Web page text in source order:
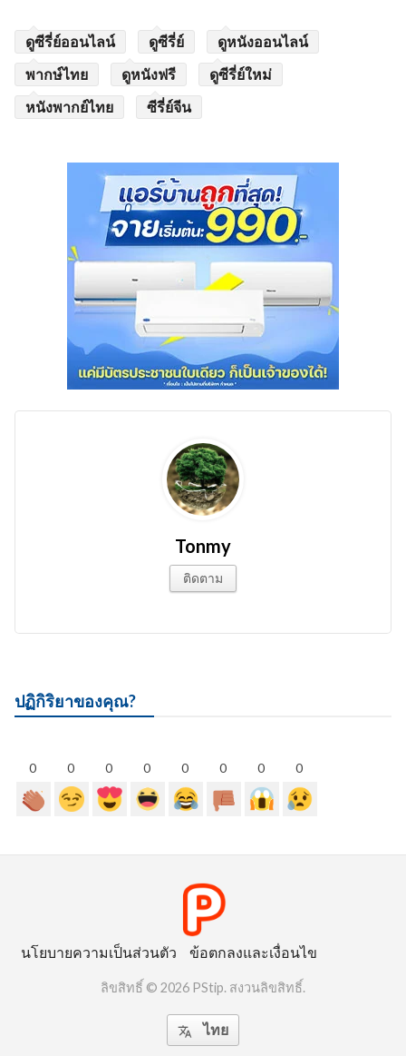
ดูซีรี่ย์ออนไลน์ ดูซีรี่ย์
ดูหนังออนไลน์
พากษ์ไทย
ดูหนังฟรี
ดูซีรี่ย์ใหม่
หนังพากย์ไทย
ซีรี่ย์จีน
Tonmy
ติดตาม
ปฏิกิริยาของคุณ?
0 0 0 0 0 0 0 0
นโยบายความเป็นส่วนตัว ข้อตกลงและเงื่อนไข
ลิขสิทธิ์ © 2026 PStip. สงวนลิขสิทธิ์.
 ไทย